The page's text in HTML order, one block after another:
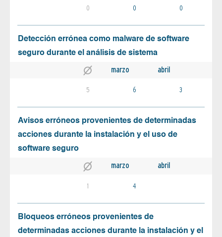
0 0 0
Detección errónea como malware de software
seguro durante el análisis de sistema
marzo abril
5 6 3
Avisos erróneos provenientes de determinadas
acciones durante la instalación y el uso de
software seguro
marzo abril
1 4
Bloqueos erróneos provenientes de
determinadas acciones durante la instalación y el